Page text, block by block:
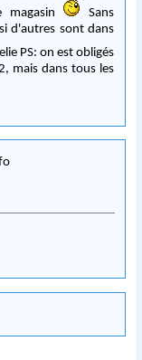
magasin
Sans
mais dans tous les